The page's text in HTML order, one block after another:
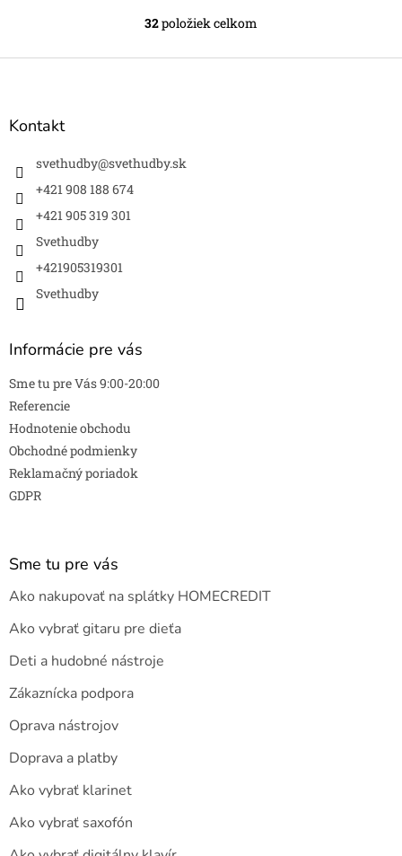
O
l
32položiek celkom
Z
Kontakt
svethudby@svethudby.sk
+421 908 188 674
+421 905 319 301
Svethudby
+421905319301
Svethudby
Informácie pre vás
Sme tu pre Vás 9:00-20:00
Referencie
Hodnotenie obchodu
Obchodné podmienky
Reklamačný poriadok
GDPR
Sme tu pre vás
Ako nakupovať na splátky HOMECREDIT
Ako vybrať gitaru pre dieťa
Deti a hudobné nástroje
Zákaznícka podpora
Oprava nástrojov
Doprava a platby
Ako vybrať klarinet
Ako vybrať saxofón